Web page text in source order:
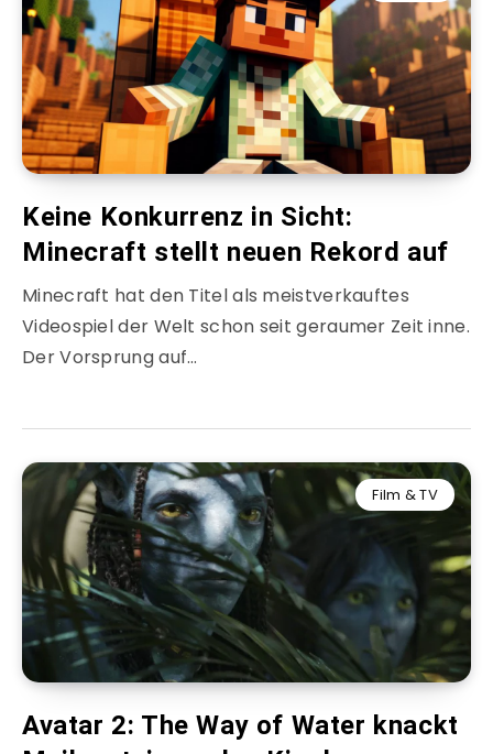
Keine Konkurrenz in Sicht:
Minecraft stellt neuen Rekord auf
Minecraft hat den Titel als meistverkauftes
Videospiel der Welt schon seit geraumer Zeit inne.
Der Vorsprung auf…
Film & TV
Avatar 2: The Way of Water knackt